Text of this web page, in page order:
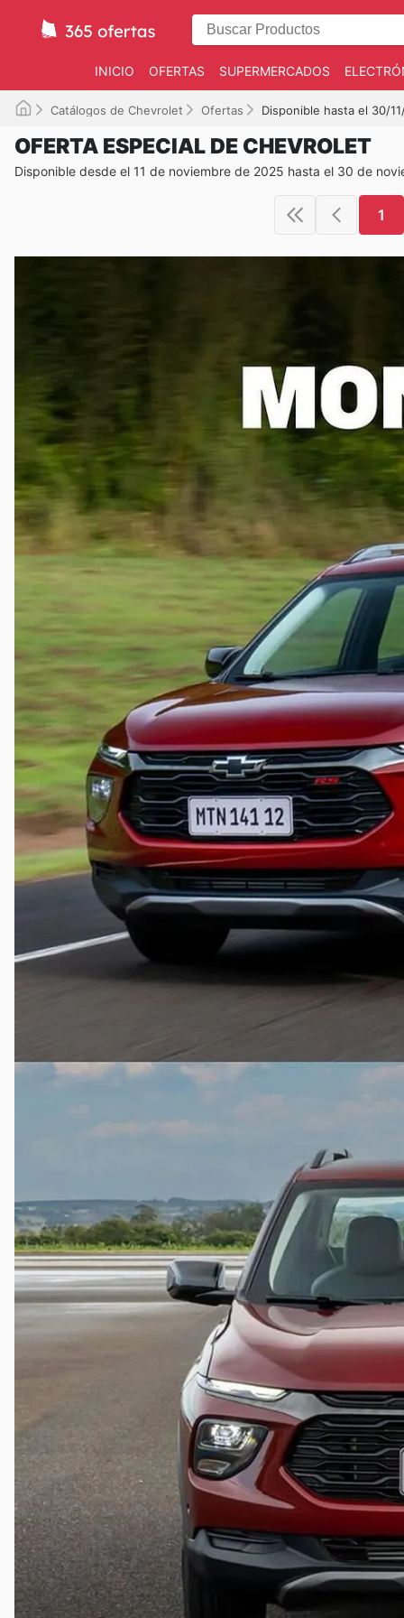
INICIO OFERTAS SUPERMERCADOS
Catálogos de Chevrolet Ofertas Disponible hasta el 30/
OFERTA ESPECIAL DE CHEVROLET
Disponible desde el 11 de noviembre de 2025 hasta el 30 de
1